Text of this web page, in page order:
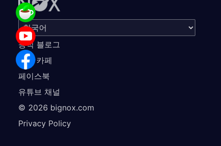
공식 블로그
공식 카페
페이스북
유튜브 채널
© 2026 bignox.com
Privacy Policy